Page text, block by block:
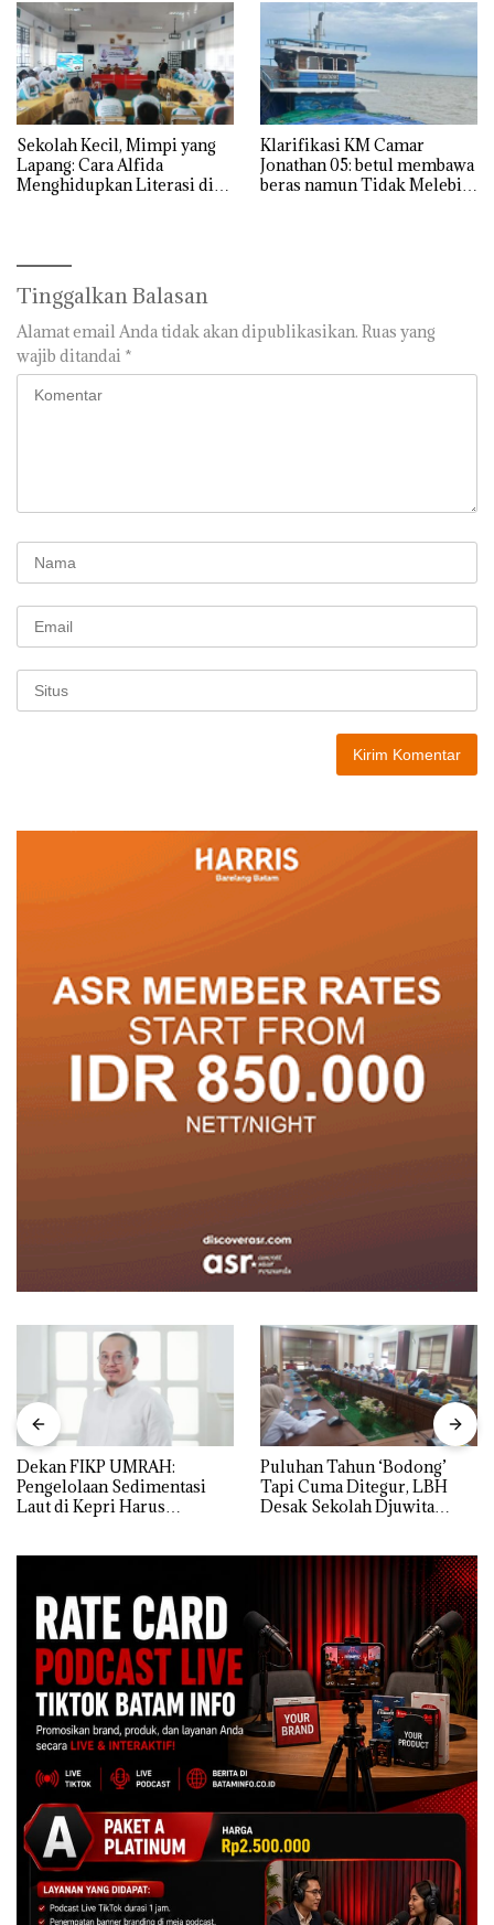
Sekolah Kecil, Mimpi yang
Lapang: Cara Alfida
Menghidupkan Literasi di
Klarifikasi KM Camar
Jonathan 05: betul membawa
beras namun Tidak Melebihi
Tinggalkan Balasan
Alamat email Anda tidak akan dipublikasikan. Ruas yang
wajib ditandai *
Dekan FIKP UMRAH:
Pengelolaan Sedimentasi
Laut di Kepri Harus
Puluhan Tahun ‘Bodong’
Tapi Cuma Ditegur, LBH
Desak Sekolah Djuwita